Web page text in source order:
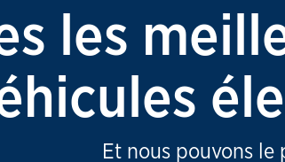
les
Et nous pouvons le